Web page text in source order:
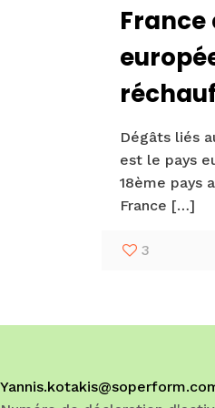
France
Dégâts liés
est le pays
18ème pays
France […]
3